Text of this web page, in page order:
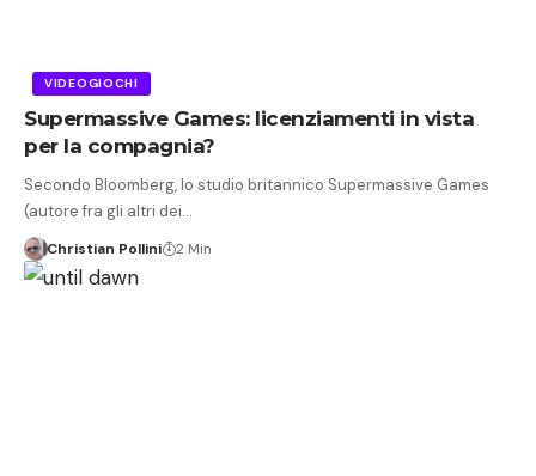
VIDEOGIOCHI
Supermassive Games: licenziamenti in vista
per la compagnia?
Secondo Bloomberg, lo studio britannico Supermassive Games
(autore fra gli altri dei…
Christian Pollini 2 Min